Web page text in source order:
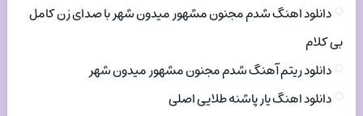
دانلود اهنگ شدم مجنون مشهور میدون شهر با صدای زن کامل
بی کلام
دانلود ریتم آهنگ شدم مجنون مشهور میدون شهر
دانلود اهنگ یار پاشنه طلایی اصلی